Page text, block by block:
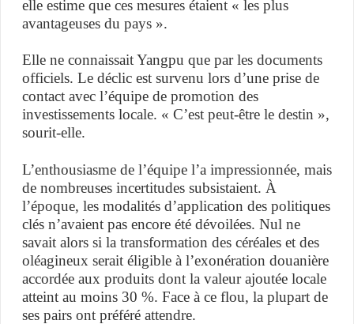
elle estime que ces mesures étaient « les plus
avantageuses du pays ».
Elle ne connaissait Yangpu que par les documents
officiels. Le déclic est survenu lors d’une prise de
contact avec l’équipe de promotion des
investissements locale. « C’est peut-être le destin »,
sourit-elle.
L’enthousiasme de l’équipe l’a impressionnée, mais
de nombreuses incertitudes subsistaient. À
l’époque, les modalités d’application des politiques
clés n’avaient pas encore été dévoilées. Nul ne
savait alors si la transformation des céréales et des
oléagineux serait éligible à l’exonération douanière
accordée aux produits dont la valeur ajoutée locale
atteint au moins 30 %. Face à ce flou, la plupart de
ses pairs ont préféré attendre.